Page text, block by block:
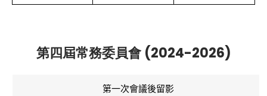
第四屆常務委員會 (2024-2026)
第一次會議後留影